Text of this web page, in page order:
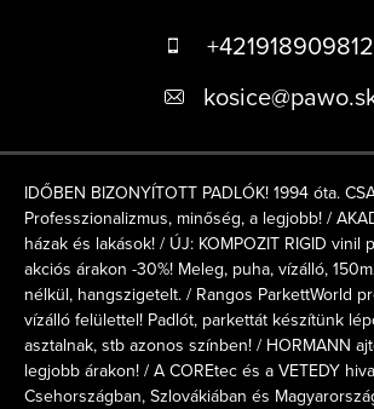
é
+421918909812
kosice@
IDŐBEN BIZONYÍTOTT PADLÓK! 1994 óta.
Professzionalizmus, minőség, a legjobb! /
házak és lakások! / ÚJ: KOMPOZIT RIGID vinil
akciós árakon -30%! Meleg, puha, vízálló,
nélkül, hangszigetelt. / Rangos ParkettWorld
vízálló felülettel! Padlót, parkettát készítünk
asztalnak, stb azonos színben! / HORMANN
legjobb árakon! / A COREtec és a VETEDY
Csehországban, Szlovákiában és